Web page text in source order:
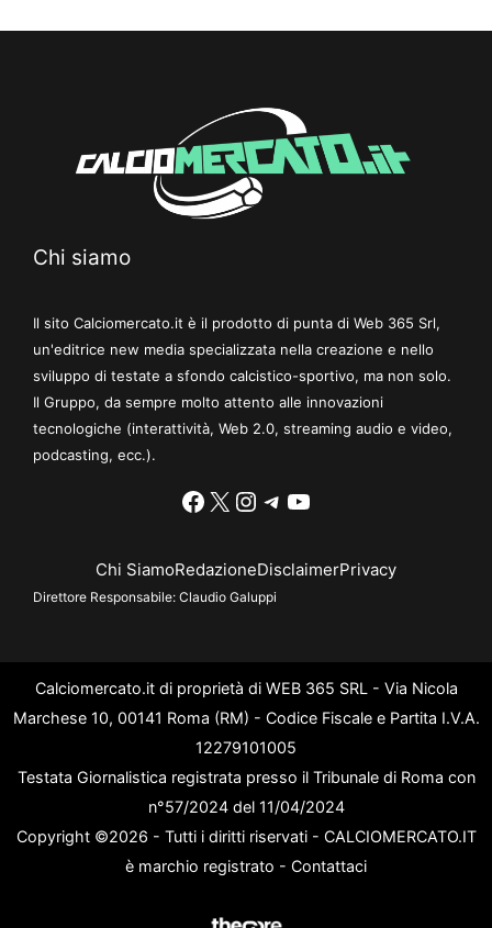
Chi siamo
Il sito Calciomercato.it è il prodotto di punta di Web 365 Srl,
un'editrice new media specializzata nella creazione e nello
sviluppo di testate a sfondo calcistico-sportivo, ma non solo.
Il Gruppo, da sempre molto attento alle innovazioni
tecnologiche (interattività, Web 2.0, streaming audio e video,
podcasting, ecc.).
Facebook
X Instagram
Telegram
YouTube
Chi SiamoRedazioneDisclaimerPrivacy
Direttore Responsabile: Claudio Galuppi
Calciomercato.it di proprietà di WEB 365 SRL - Via Nicola
Marchese 10, 00141 Roma (RM) - Codice Fiscale e Partita I.V.A.
12279101005
Testata Giornalistica registrata presso il Tribunale di Roma con
n°57/2024 del 11/04/2024
Copyright ©2026 - Tutti i diritti riservati - CALCIOMERCATO.IT
è marchio registrato - Contattaci